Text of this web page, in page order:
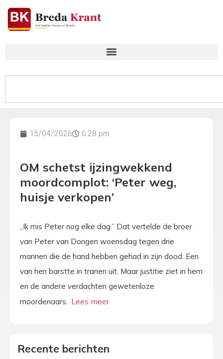
15/04/2026 6:28 pm
OM schetst ijzingwekkend
moordcomplot: ‘Peter weg,
huisje verkopen’
,,Ik mis Peter nog elke dag.’’ Dat vertelde de broer
van Peter van Dongen woensdag tegen drie
mannen die de hand hebben gehad in zijn dood. Een
van hen barstte in tranen uit. Maar justitie ziet in hem
en de andere verdachten gewetenloze
moordenaars.
Recente berichten